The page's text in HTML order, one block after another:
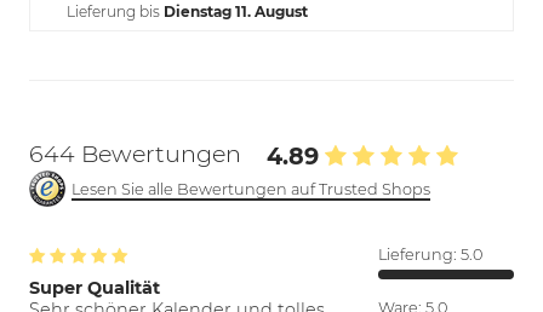
Lieferung bis Dienstag 11. August
644 Bewertungen 4.89
Lesen Sie alle Bewertungen auf Trusted Shops
Super Qualität
Lieferung: 5.0
Ware: 5.0